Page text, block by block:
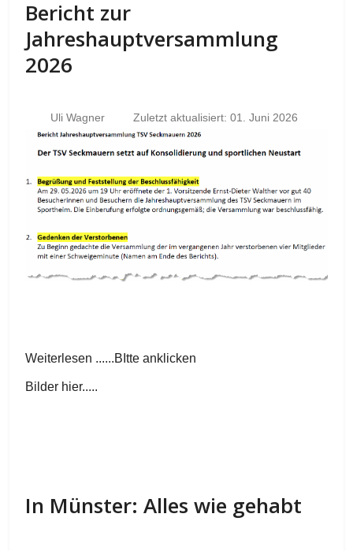
Bericht zur
Jahreshauptversammlung
2026
Uli Wagner Zuletzt aktualisiert: 01. Juni 2026
Weiterlesen ......BItte anklicken
Bilder hier.....
In Münster: Alles wie gehabt